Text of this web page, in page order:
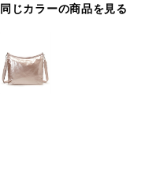
同じカラーの商品を見る